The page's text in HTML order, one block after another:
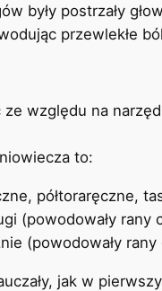
były postrzały
przewlekłe
względu na
to:
półtoraręczne,
(powodowały rany
(powodowały
jak w